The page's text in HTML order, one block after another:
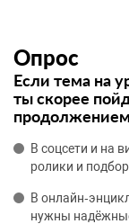
Опрос
Если тема на
ты скорее
В соцсети и на
ролики и
В
нужны